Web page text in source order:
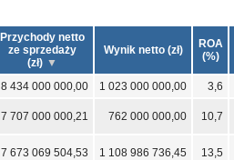
Przychody netto
ze sprzedaży
(zł)
Wynik netto (zł)
ROA
(%)
8 434 000 000,00 1 023 000 000,00 3,6
7 707 000 000,21 762 000 000,00 10,7
7 673 069 504,53 1 108 986 736,45 13,5